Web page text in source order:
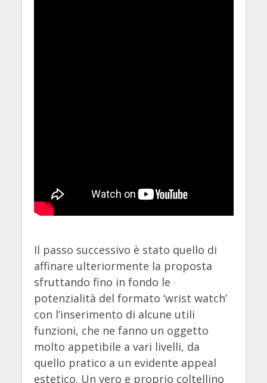
Il passo successivo è stato quello di
affinare ulteriormente la proposta
sfruttando fino in fondo le
potenzialità del formato ‘wrist watch’
con l’inserimento di alcune utili
funzioni, che ne fanno un oggetto
molto appetibile a vari livelli, da
quello pratico a un evidente appeal
estetico. Un vero e proprio coltellino